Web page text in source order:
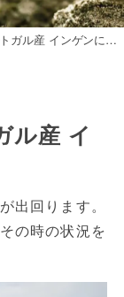
ル産 インゲンについて
ル産 イ
出回ります。
の時の状況を